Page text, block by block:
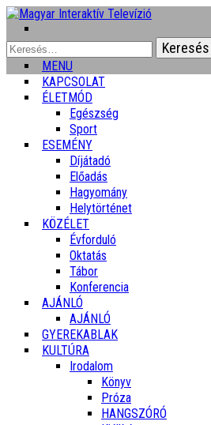
Keresés:
MENU
KAPCSOLAT
ÉLETMÓD
Egészség
Sport
ESEMÉNY
Díjátadó
Előadás
Hagyomány
Helytörténet
KÖZÉLET
Évforduló
Oktatás
Tábor
Konferencia
AJÁNLÓ
AJÁNLÓ
GYEREKABLAK
KULTÚRA
Irodalom
Könyv
Próza
HANGSZÓRÓ